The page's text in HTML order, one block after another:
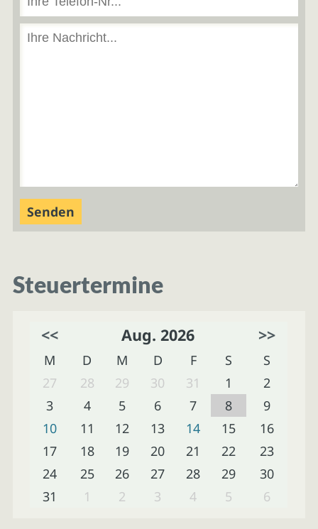
Steuertermine
<< Aug. 2026 >>
M D M D F S
S
27
28 29 30 31 1
2
3
4 5 6 7 8
9
10
11 12 13 14 15
16
17
18 19 20 21 22
23
24
25 26 27 28 29
30
31
1 2 3 4 5 6